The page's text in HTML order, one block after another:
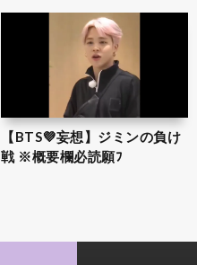
【BTS💜‪妄想】ジミンの負け
戦 ※概要欄必読願ﾌ